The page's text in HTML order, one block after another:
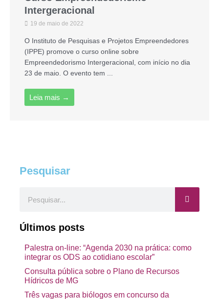
Intergeracional
19 de maio de 2022
O Instituto de Pesquisas e Projetos Empreendedores
(IPPE) promove o curso online sobre
Empreendedorismo Intergeracional, com início no dia
23 de maio. O evento tem ...
Leia mais →
Pesquisar
Últimos posts
Palestra on-line: “Agenda 2030 na prática: como
integrar os ODS ao cotidiano escolar”
Consulta pública sobre o Plano de Recursos
Hídricos de MG
Três vagas para biólogos em concurso da